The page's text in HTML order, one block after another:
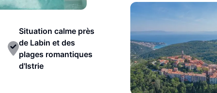
Situation calme près
de Labin et des
plages romantiques
d'Istrie